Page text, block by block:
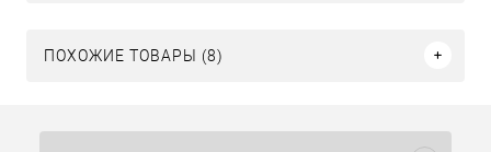
ПОХОЖИЕ ТОВАРЫ (8)